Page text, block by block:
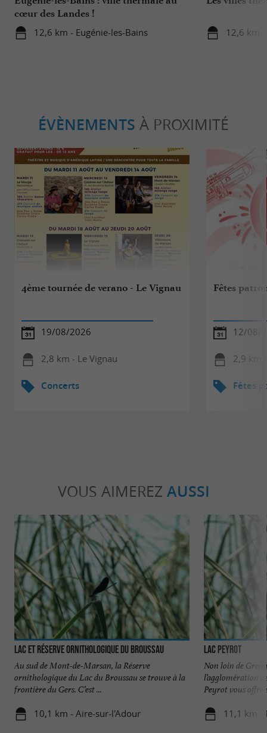
cœur des Landes !
12,6 km - Eugénie-les-Bains 12,6 km -
ÉVÈNEMENTS À PROXIMITÉ
4ème tournée de verano - Le Vignau
19/08/2026
2,8 km - Le Vignau
Concerts
Fêtes
12/08/
2,9 km
Fêtes
VOUS AIMEREZ AUSSI
Lac et réserve ornithologique du Broussau
Au sud de Mont-de-Marsan, la Réserve
ornithologique du Lac du Broussau se trouve à la
frontière du Gers. C’est ...
10,1 km - Aire-sur-l'Adour
Lac Peyrot
Non loin de
l’agglomération
Peyrot vous offre
11,1 km -